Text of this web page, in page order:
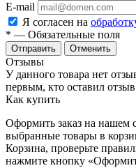
E-mail
Я согласен на
* — Обязательные поля
Отменить
Отзывы
У данного товара нет
первым, кто оставил
Как купить
Оформить заказ на нашем
выбранные товары в
Корзина, проверьте
нажмите кнопку